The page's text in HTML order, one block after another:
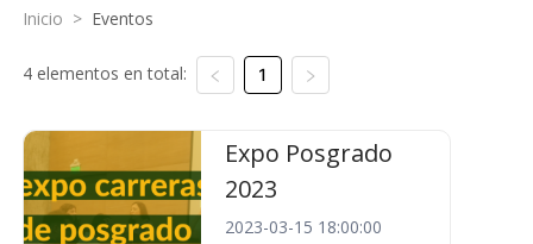
Inicio > Eventos
4 elementos en total: 1
Expo Posgrado
2023
2023-03-15 18:00:00